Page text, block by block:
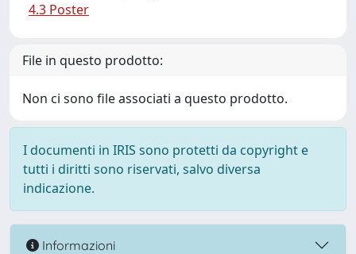
4.3 Poster
File in questo prodotto:
Non ci sono file associati a questo prodotto.
I documenti in IRIS sono protetti da copyright e
tutti i diritti sono riservati, salvo diversa
indicazione.
Informazioni